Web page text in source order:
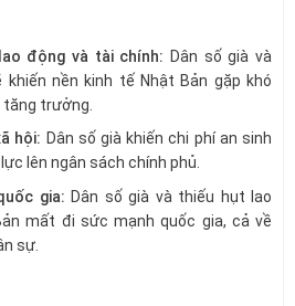
động và tài chính: Dân số già và
nền kinh tế Nhật Bản gặp khó
trưởng.
hội: Dân số già khiến chi phí an sinh
lên ngân sách chính phủ.
gia: Dân số già và thiếu hụt lao
mất đi sức mạnh quốc gia, cả về
sự.